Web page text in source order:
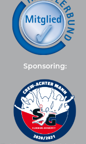
Sponsoring: